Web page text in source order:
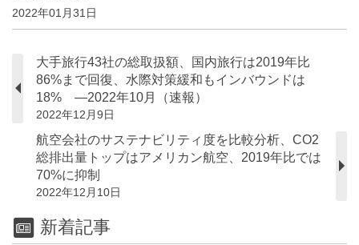
2022年01月31日
大手旅行43社の総取扱額、国内旅行は2019年比
86%まで回復、水際対策緩和もインバウンドは
18% ―2022年10月（速報）
2022年12月9日
航空会社のサステナビリティ度を比較分析、CO2
総排出量トップはアメリカン航空、2019年比では
70%に抑制
2022年12月10日
新着記事